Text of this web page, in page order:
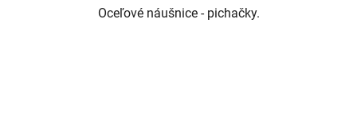
Oceľové náušnice - pichačky.